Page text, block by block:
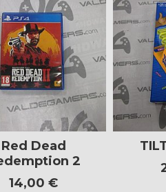
Red Dead
2
14,00 €